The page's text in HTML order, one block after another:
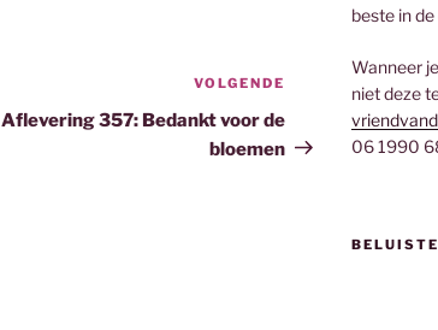
Volgend
bericht
VOLGENDE
Aflevering 357: Bedankt voor de
bloemen
beste in
Wanneer
niet deze
06 1990